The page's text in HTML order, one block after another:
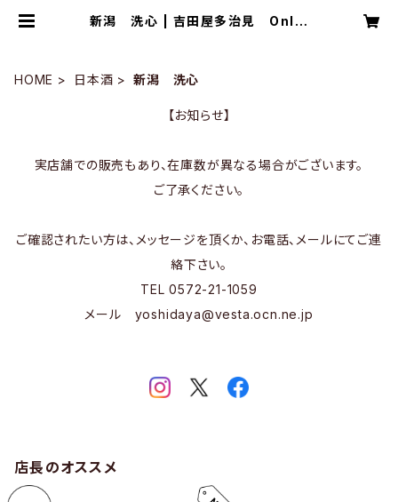
新潟 洗心 | 吉田屋多治見 Onlin
HOME 日本酒 新潟 洗心
【お知らせ】
実店舗での販売もあり、在庫数が異なる場合がございます。
ご了承ください。
ご確認されたい方は、メッセージを頂くか、お電話、メールにてご連
絡下さい。
TEL 0572-21-1059
メール yoshidaya@vesta.ocn.ne.jp
店長のオススメ